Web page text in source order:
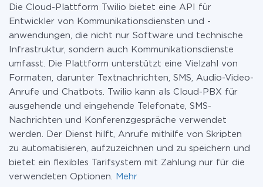
Die Cloud-Plattform Twilio bietet eine API für
Entwickler von Kommunikationsdiensten und -
anwendungen, die nicht nur Software und technische
Infrastruktur, sondern auch Kommunikationsdienste
umfasst. Die Plattform unterstützt eine Vielzahl von
Formaten, darunter Textnachrichten, SMS, Audio-Video-
Anrufe und Chatbots. Twilio kann als Cloud-PBX für
ausgehende und eingehende Telefonate, SMS-
Nachrichten und Konferenzgespräche verwendet
werden. Der Dienst hilft, Anrufe mithilfe von Skripten
zu automatisieren, aufzuzeichnen und zu speichern und
bietet ein flexibles Tarifsystem mit Zahlung nur für die
verwendeten Optionen.
Mehr